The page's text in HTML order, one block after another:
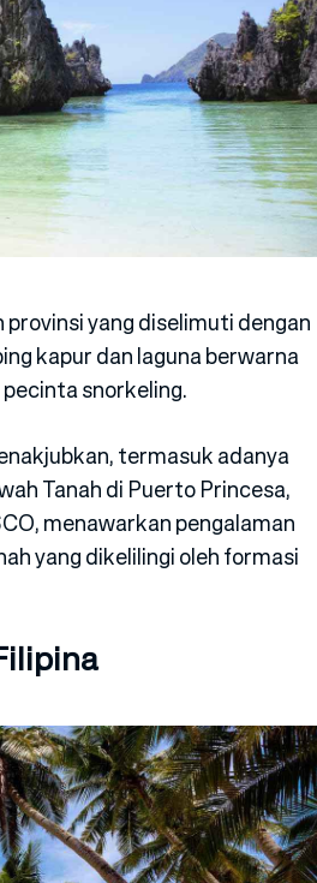
provinsi yang diselimuti dengan
kapur dan laguna berwarna
snorkeling.
termasuk adanya
Tanah di Puerto Princesa,
menawarkan pengalaman
yang dikelilingi oleh formasi